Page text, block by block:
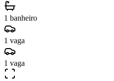
1 banheiro
1 vaga
1 vaga